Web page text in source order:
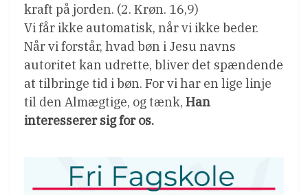
kraft på jorden. (2. Krøn. 16,9)
Vi får ikke automatisk, når vi ikke beder.
Når vi forstår, hvad bøn i Jesu navns
autoritet kan udrette, bliver det spændende
at tilbringe tid i bøn. For vi har en lige linje
til den Almægtige, og tænk, Han
interesserer sig for os.